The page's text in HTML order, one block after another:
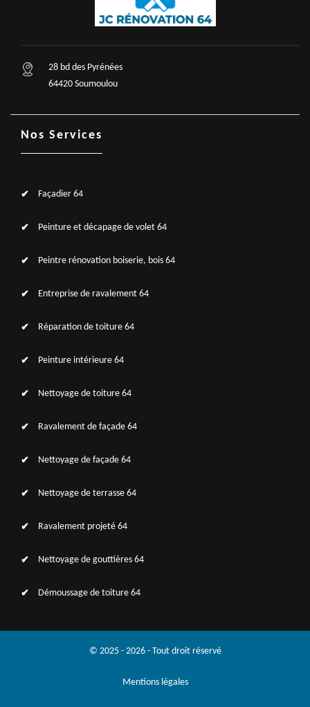
28 bd des Pyrénées
64420 Soumoulou
Nos Services
Façadier 64
Peinture et décapage de volet 64
Peintre rénovation boiserie, bois 64
Entreprise de ravalement 64
Réparation de toiture 64
Peinture intérieure 64
Nettoyage de toiture 64
Ravalement de façade 64
Nettoyage de façade 64
Nettoyage de terrasse 64
Ravalement projeté 64
Nettoyage de gouttières 64
Démoussage de toiture 64
© 2025 - 2026 - Tout droit réservé
Mentions légales